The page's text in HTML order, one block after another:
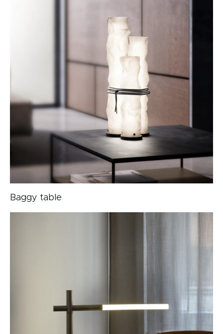
Baggy table